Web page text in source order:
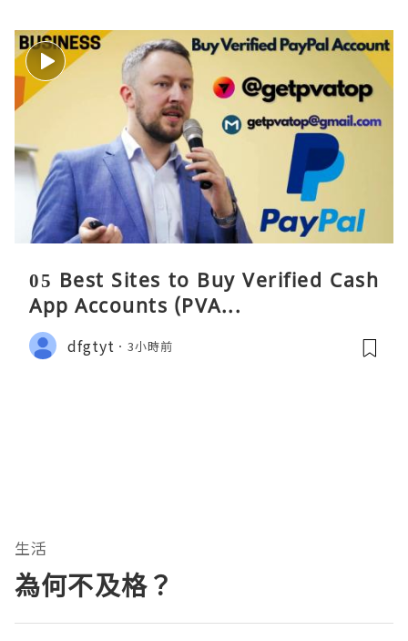
05 Best Sites to Buy Verified Cash
App Accounts (PVA...
dfgtyt 3小時前
生活
為何不及格？